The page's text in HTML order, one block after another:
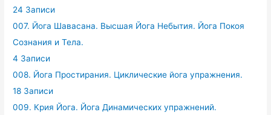
24 Записи
007. Йога Шавасана. Высшая Йога Небытия. Йога Покоя
Сознания и Тела.
4 Записи
008. Йога Простирания. Циклические йога упражнения.
18 Записи
009. Крия Йога. Йога Динамических упражнений.